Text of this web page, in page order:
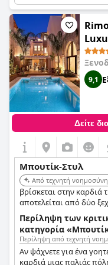
με ιδιωτικά
εστιατόριο και πισίνα
Συνδυάζει παραδοσιακή
9,1
Δείτε
Μπουτίκ-Στυλ
Από τεχνητή νοημοσύνη
βρίσκεται στην
αποτελείται από δύο
βενετσιάνικες και
εκλεπτυσμένα δωμάτια
αυλές και ρομαντικές
κομψή εμπειρία.
Περίληψη των
κατηγορία
Περίληψη από τεχνητή
Αν ψάχνετε για ένα
καρδιά μιας παλιάς